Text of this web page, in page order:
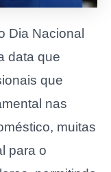
Dia Nacional
data que
que
nas
muitas
para o